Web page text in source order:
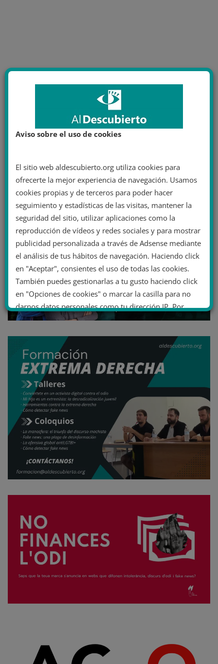
Aviso sobre el uso de cookies
El sitio web aldescubierto.org utiliza cookies para
ofrecerte la mejor experiencia de navegación. Usamos
cookies propias y de terceros para poder hacer
seguimiento y estadísticas de las visitas, mantener la
seguridad del sitio, utilizar aplicaciones como la
reproducción de vídeos y redes sociales y para mostrar
publicidad personalizada a través de Adsense mediante
el análisis de tus hábitos de navegación. Haciendo click
en "Aceptar", consientes el uso de todas las cookies.
También puedes gestionarlas a tu gusto haciendo click
en "Opciones de cookies" o marcar la casilla para no
darnos datos personales como tu dirección IP. Por
último, puedes leer nuestra Política de cookies.
No dar mi información personal
Opciones de cookies Aceptar cookies
Rechazar cookies Política de cookies